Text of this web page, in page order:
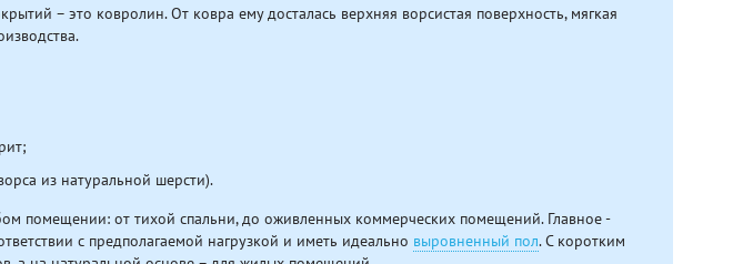
– это ковролин. От ковра ему досталась верхняя ворсистая поверхность, мягкая
из натуральной шерсти).
помещении: от тихой спальни, до оживленных коммерческих помещений. Главное -
с предполагаемой нагрузкой и иметь идеально выровненный пол. С коротким